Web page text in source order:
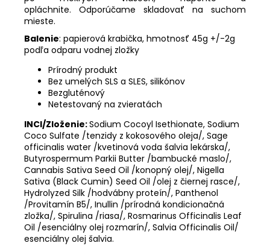
opláchnite. Odporúčame skladovať na suchom
mieste.
Balenie: papierová krabička, hmotnosť 45g +/-2g
podľa odparu vodnej zložky
Prírodný produkt
Bez umelých SLS a SLES, silikónov
Bezgluténový
Netestovaný na zvieratách
INCI/Zloženie:Sodium Cocoyl Isethionate, Sodium
Coco Sulfate /tenzidy z kokosového oleja/, Sage
officinalis water /kvetinová voda šalvia lekárska/,
Butyrospermum Parkii Butter /bambucké maslo/,
Cannabis Sativa Seed Oil /konopný olej/, Nigella
Sativa (Black Cumin) Seed Oil /olej z čiernej rasce/,
Hydrolyzed Silk /hodvábny proteín/, Panthenol
/Provitamín B5/, Inullin /prírodná kondicionačná
zložka/, Spirulina /riasa/, Rosmarinus Officinalis Leaf
Oil /esenciálny olej rozmarín/, Salvia Officinalis Oil/
esenciálny olej šalvia.